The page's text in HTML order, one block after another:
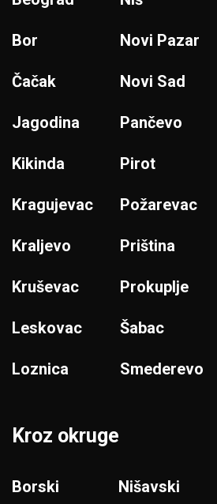
Bor
Čačak
Jagodina
Kikinda
Kragujevac
Kraljevo
Kruševac
Leskovac
Loznica
Novi Pazar
Novi Sad
Pančevo
Pirot
Požarevac
Priština
Prokuplje
Šabac
Smederevo
Kroz okruge
Borski Nišavski